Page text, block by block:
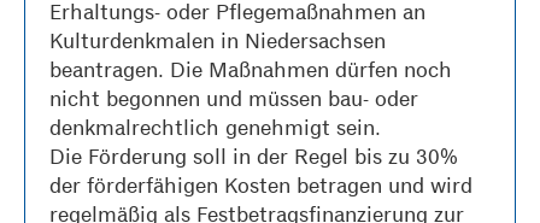
Erhaltungs- oder Pflegemaßnahmen an
Kulturdenkmalen in Niedersachsen
beantragen. Die Maßnahmen dürfen noch
nicht begonnen und müssen bau- oder
denkmalrechtlich genehmigt sein.
Die Förderung soll in der Regel bis zu 30%
der förderfähigen Kosten betragen und wird
regelmäßig als Festbetragsfinanzierung zur